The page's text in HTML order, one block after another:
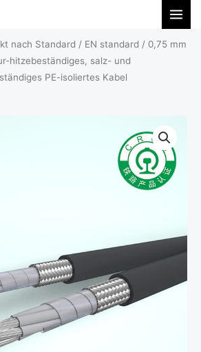
nach Standard / EN standard / 0,75 mm
hitzebeständiges, salz- und
PE-isoliertes Kabel